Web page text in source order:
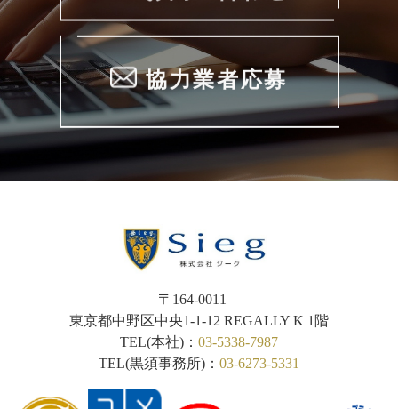
協力業者応募
〒164-0011
東京都中野区中央1-1-12 REGALLY K 1階
TEL(本社)： 03-5338-7987
TEL(黒須事務所)： 03-6273-5331